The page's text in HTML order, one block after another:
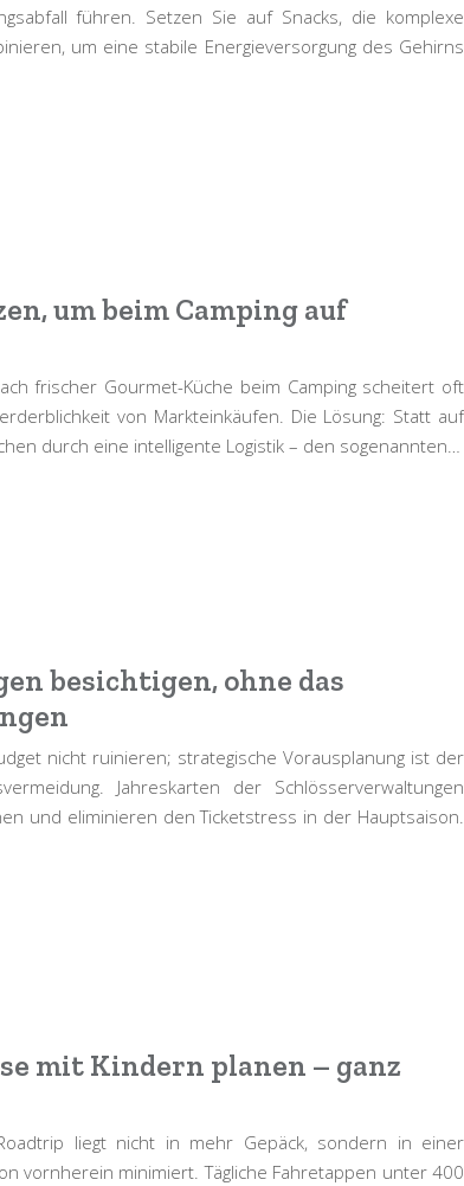
führen. Setzen Sie auf Snacks, die komplexe
um eine stabile Energieversorgung des Gehirns
um beim Camping auf
frischer Gourmet-Küche beim Camping scheitert oft
von Markteinkäufen. Die Lösung: Statt auf
durch eine intelligente Logistik – den sogenannten…
besichtigen, ohne das
nicht ruinieren; strategische Vorausplanung ist der
Jahreskarten der Schlösserverwaltungen
und eliminieren den Ticketstress in der Hauptsaison.
mit Kindern planen – ganz
liegt nicht in mehr Gepäck, sondern in einer
vornherein minimiert. Tägliche Fahretappen unter 400